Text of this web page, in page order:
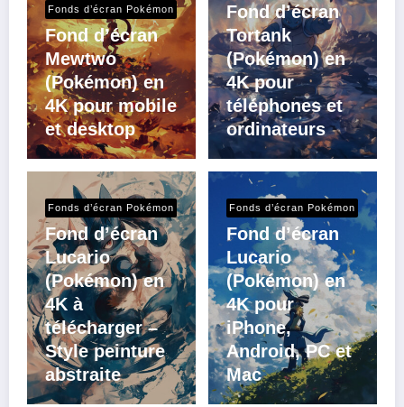
Fonds d’écran Pokémon
Fond d’écran
Mewtwo
(Pokémon) en
4K pour mobile
et desktop
Fond d’écran
Tortank
(Pokémon) en
4K pour
téléphones et
ordinateurs
Fonds d’écran Pokémon
Fond d’écran
Lucario
(Pokémon) en
4K à
télécharger –
Style peinture
abstraite
Fonds d’écran Pokémon
Fond d’écran
Lucario
(Pokémon) en
4K pour
iPhone,
Android, PC et
Mac